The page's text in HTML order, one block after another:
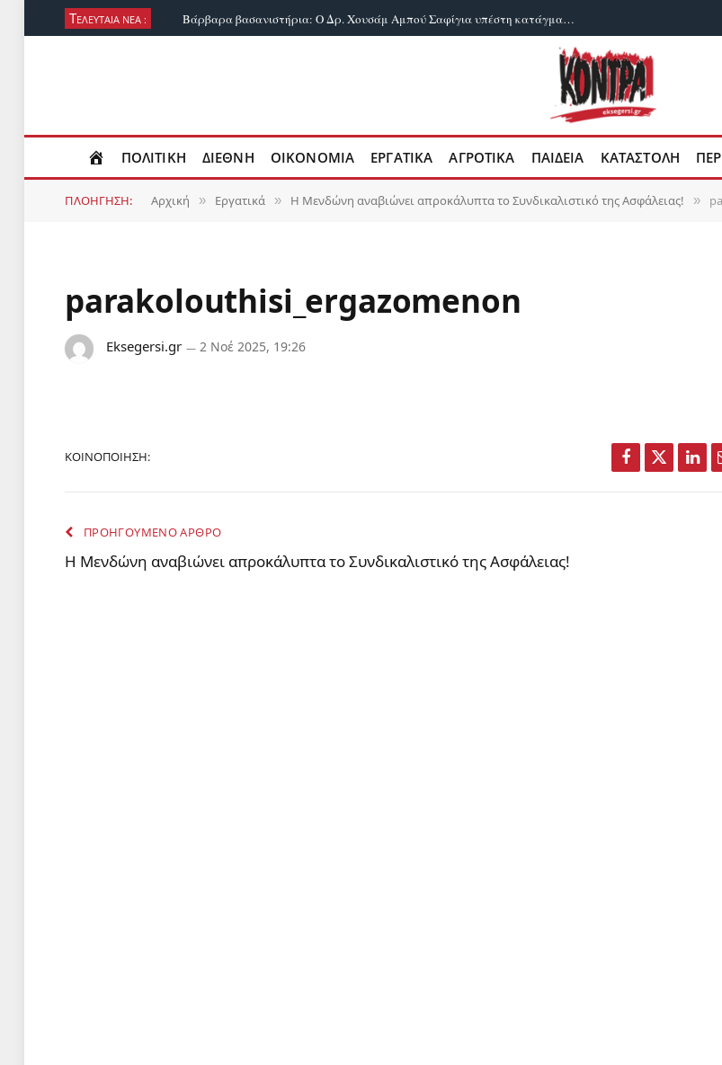
ΤΕΛΕΥΤΑΙΑ ΝΕΑ : Βάρβαρα βασανιστήρια: Ο Δρ. Χουσάμ Αμπού Σαφίγια υπέστη κατάγματα στα πλευρά ενώ βρίσκεται υπό ισραηλινή κράτηση
ΠΟΛΙΤΙΚΗ ΔΙΕΘΝΗ ΟΙΚΟΝΟΜΙΑ ΕΡΓΑΤΙΚΑ ΑΓΡΟΤΙΚΑ ΠΑΙΔΕΙΑ ΚΑΤΑΣΤΟΛΗ
ΠΛΟΗΓΗΣΗ: Αρχική » Εργατικά » Η Μενδώνη αναβιώνει απροκάλυπτα το Συνδικαλιστικό της Ασφάλειας! »
parakolouthisi_ergazomenon
Eksegersi.gr 2 Νοέ 2025, 19:26
ΚΟΙΝΟΠΟΙΗΣΗ:
Facebook
Twitter
ΠΡΟΗΓΟΥΜΕΝΟ ΑΡΘΡΟ
Η Μενδώνη αναβιώνει απροκάλυπτα το Συνδικαλιστικό της Ασφάλειας!